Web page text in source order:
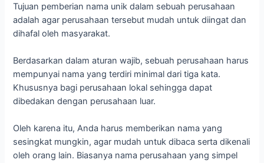
Tujuan pemberian nama unik dalam sebuah perusahaan
adalah agar perusahaan tersebut mudah untuk diingat dan
dihafal oleh masyarakat.
Berdasarkan dalam aturan wajib, sebuah perusahaan harus
mempunyai nama yang terdiri minimal dari tiga kata.
Khususnya bagi perusahaan lokal sehingga dapat
dibedakan dengan perusahaan luar.
Oleh karena itu, Anda harus memberikan nama yang
sesingkat mungkin, agar mudah untuk dibaca serta dikenali
oleh orang lain. Biasanya nama perusahaan yang simpel